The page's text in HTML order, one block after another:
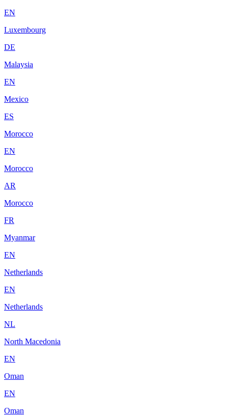
EN
Luxembourg
DE
Malaysia
EN
Mexico
ES
Morocco
EN
Morocco
AR
Morocco
FR
Myanmar
EN
Netherlands
EN
Netherlands
NL
North Macedonia
EN
Oman
EN
Oman